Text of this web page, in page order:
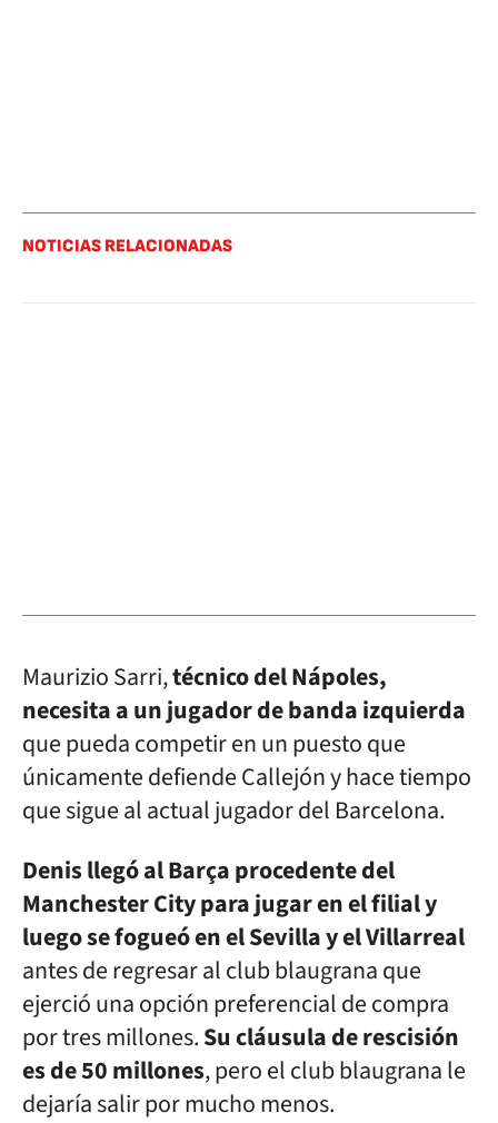
NOTICIAS RELACIONADAS
Maurizio Sarri,técnico del Nápoles,
necesita a un jugador de banda izquierda
que pueda competir en un puesto que
únicamente defiende Callejón y hace tiempo
que sigue al actual jugador del Barcelona.
Denis llegó al Barça procedente del
Manchester City para jugar en el filial y
luego se fogueó en el Sevilla y el Villarreal
antes de regresar al club blaugrana que
ejerció una opción preferencial de compra
por tres millones.Su cláusula de rescisión
es de 50 millones, pero el club blaugrana le
dejaría salir por mucho menos.